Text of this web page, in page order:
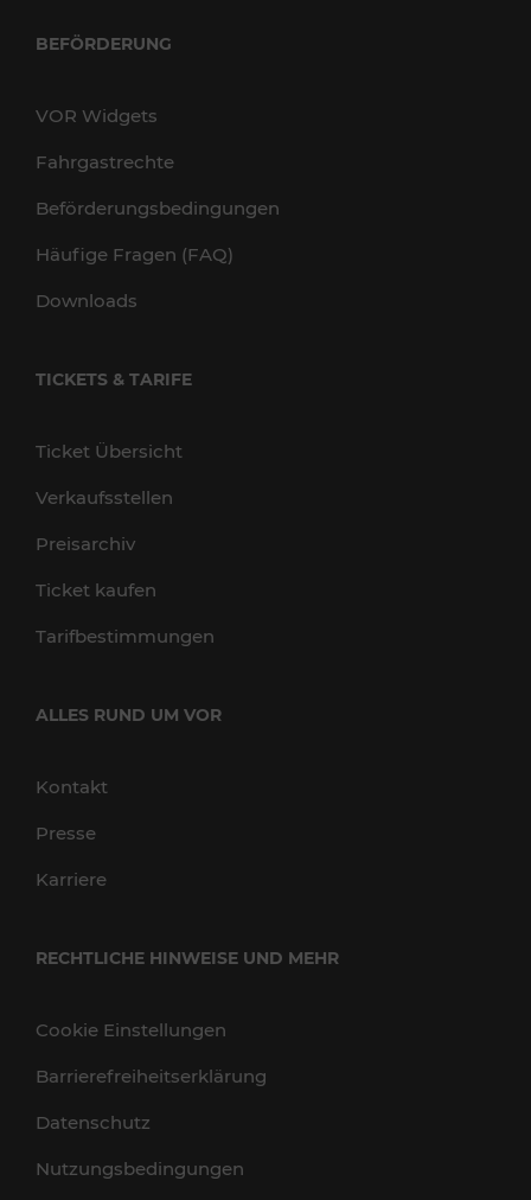
BEFÖRDERUNG
VOR Widgets
Fahrgastrechte
Beförderungsbedingungen
Häufige Fragen (FAQ)
Downloads
TICKETS & TARIFE
Ticket Übersicht
Verkaufsstellen
Preisarchiv
Ticket kaufen
Tarifbestimmungen
ALLES RUND UM VOR
Kontakt
Presse
Karriere
RECHTLICHE HINWEISE UND MEHR
Cookie Einstellungen
Barrierefreiheitserklärung
Datenschutz
Nutzungsbedingungen